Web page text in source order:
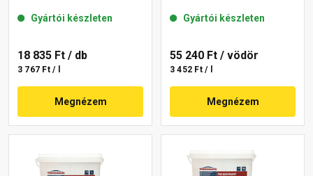
Gyártói készleten
18 835 Ft / db
3 767 Ft / l
Megnézem
Gyártói készleten
55 240 Ft / vödör
3 452 Ft / l
Megnézem